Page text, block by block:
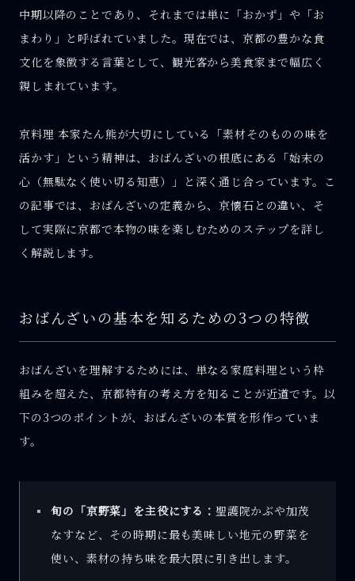
中期以降のことであり、それまでは単に「おかず」や「お
まわり」と呼ばれていました。現在では、京都の豊かな食
文化を象徴する言葉として、観光客から美食家まで幅広く
親しまれています。
京料理 本家たん熊が大切にしている「素材そのものの味を
活かす」という精神は、おばんざいの根底にある「始末の
心（無駄なく使い切る知恵）」と深く通じ合っています。こ
の記事では、おばんざいの定義から、京懐石との違い、そ
して実際に京都で本物の味を楽しむためのステップを詳し
く解説します。
おばんざいの基本を知るための3つの特徴
おばんざいを理解するためには、単なる家庭料理という枠
組みを超えた、京都特有の考え方を知ることが近道です。以
下の3つのポイントが、おばんざいの本質を形作っていま
す。
旬の「京野菜」を主役にする： 聖護院かぶや加茂
なすなど、その時期に最も美味しい地元の野菜を
使い、素材の持ち味を最大限に引き出します。